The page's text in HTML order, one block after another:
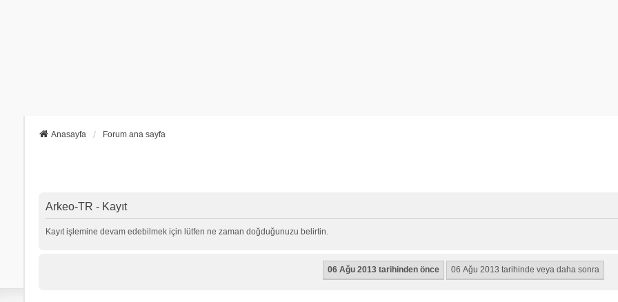
Anasayfa Forum ana sayfa
Arkeo-TR - Kayıt
Kayıt işlemine devam edebilmek için lütfen ne zaman doğduğunuzu belirtin.